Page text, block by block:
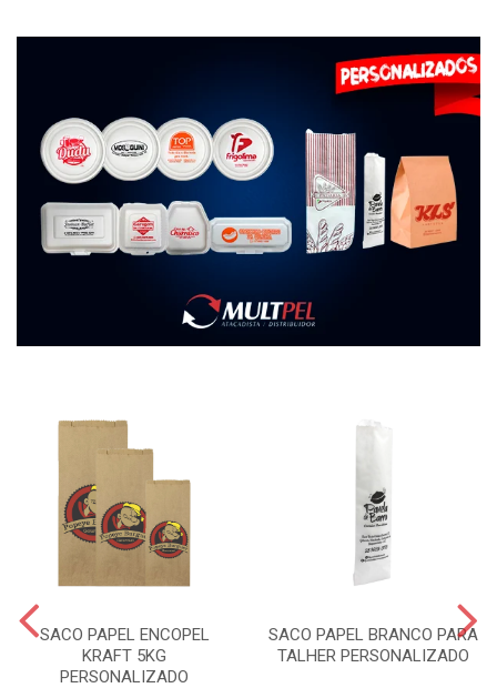
SACO PAPEL ENCOPEL
KRAFT 5KG
PERSONALIZADO
SACO PAPEL BRANCO PARA
TALHER PERSONALIZADO